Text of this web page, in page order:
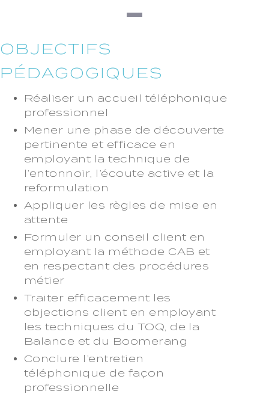
OBJECTIFS
PÉDAGOGIQUES
Réaliser un accueil téléphonique
professionnel
Mener une phase de découverte
pertinente et efficace en
employant la technique de
l’entonnoir, l’écoute active et la
reformulation
Appliquer les règles de mise en
attente
Formuler un conseil client en
employant la méthode CAB et
en respectant des procédures
métier
Traiter efficacement les
objections client en employant
les techniques du TOQ, de la
Balance et du Boomerang
Conclure l’entretien
téléphonique de façon
professionnelle